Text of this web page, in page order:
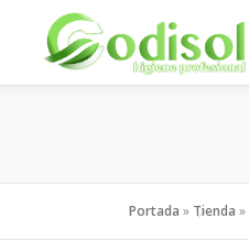
contenido
Portada » Tienda »